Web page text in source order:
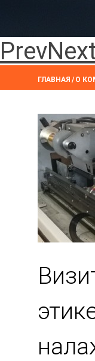
PrevNext
ГЛАВНАЯ / О